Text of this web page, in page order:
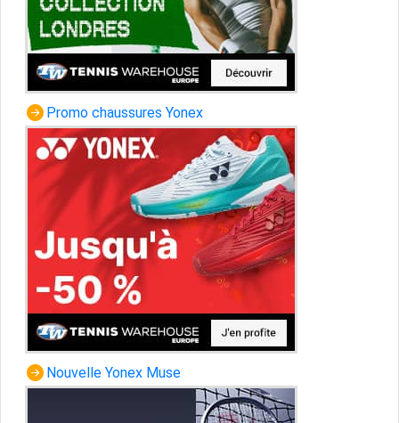
Promo chaussures Yonex
Nouvelle Yonex Muse